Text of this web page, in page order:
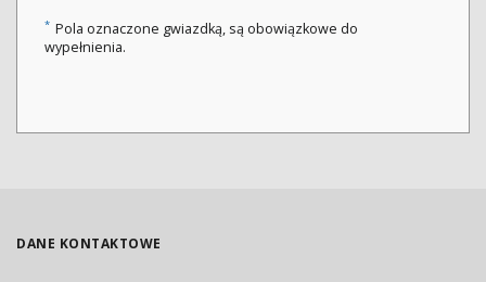
* Pola oznaczone gwiazdką, są obowiązkowe do
wypełnienia.
DANE KONTAKTOWE